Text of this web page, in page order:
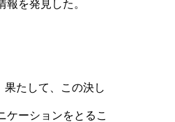
を発見した。
たして、この決し
ケーションをとるこ